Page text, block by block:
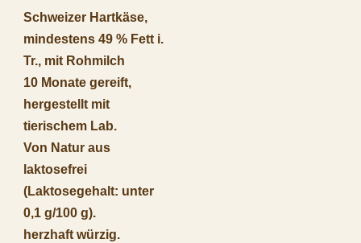
Schweizer Hartkäse,
mindestens 49 % Fett i.
Tr., mit Rohmilch
10 Monate gereift,
hergestellt mit
tierischem Lab.
Von Natur aus
laktosefrei
(Laktosegehalt: unter
0,1 g/100 g).
herzhaft würzig.